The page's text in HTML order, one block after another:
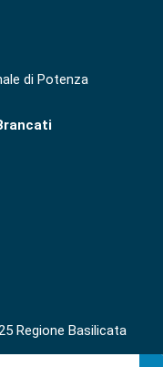
di Potenza
Regione Basilicata